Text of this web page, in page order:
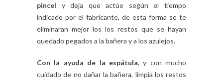
pincel y deja que actúe según el tiempo
indicado por el fabricante, de esta forma se te
eliminaran mejor los los restos que se hayan
quedado pegados a la bañera y a los azulejos.
Con la ayuda de la espátula, y con mucho
cuidado de no dañar la bañera, limpia los restos